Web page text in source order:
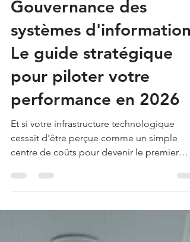
Gouvernance des
systèmes d'information :
Le guide stratégique
pour piloter votre
performance en 2026
Et si votre infrastructure technologique
centre de coûts pour devenir le premier
moteur de votre croissance d'ici 2026 ?
constatons chaque jour que le décalage
techniques freine la compétitivité des